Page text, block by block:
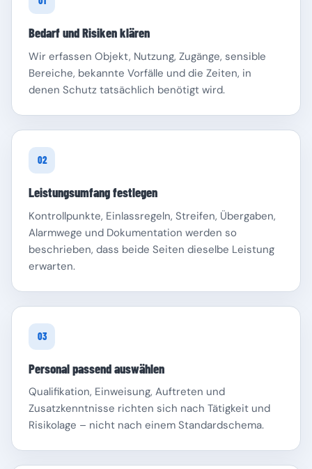
Schleswig-Holstein Thüringen
Bedarf und Risiken klären
Wir erfassen Objekt, Nutzung, Zugänge, sensible
Bereiche, bekannte Vorfälle und die Zeiten, in
denen Schutz tatsächlich benötigt wird.
02
Leistungsumfang festlegen
Kontrollpunkte, Einlassregeln, Streifen, Übergaben,
Alarmwege und Dokumentation werden so
beschrieben, dass beide Seiten dieselbe Leistung
erwarten.
03
Personal passend auswählen
Qualifikation, Einweisung, Auftreten und
Zusatzkenntnisse richten sich nach Tätigkeit und
Risikolage – nicht nach einem Standardschema.